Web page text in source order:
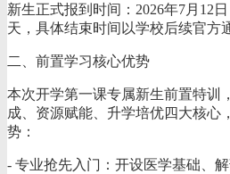
新生正式报到时间：2026年7月12
天，具体结束时间以学校后续官方
二、前置学习核心优势
本次开学第一课专属新生前置特训
成、资源赋能、升学培优四大核心
势：
- 专业抢先入门：开设医学基础、